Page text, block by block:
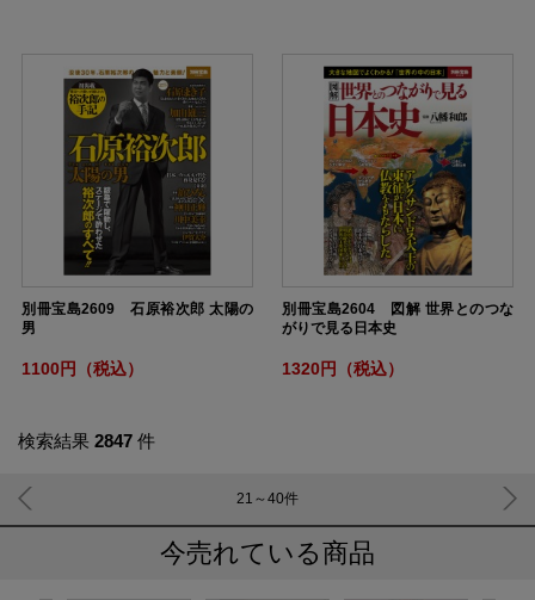
別冊宝島2609 石原裕次郎 太陽の
男
1100円（税込）
別冊宝島2604 図解 世界とのつな
がりで見る日本史
1320円（税込）
検索結果 2847 件
21～40件
今売れている商品